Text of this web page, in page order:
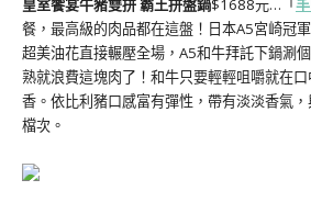
皇室饗宴牛豬雙拼 霸王拼盤鍋$1688元…「
餐，最高級的肉品都在這盤！日本A5宮崎冠
超美油花直接輾壓全場，A5和牛拜託下鍋涮
熟就浪費這塊肉了！和牛只要輕輕咀嚼就在
香。依比利豬口感富有彈性，帶有淡淡香氣
檔次。